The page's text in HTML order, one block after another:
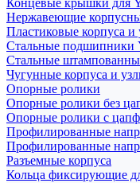
Концевые крышки для
Нержавеющие
Пластиковые корпуса и
Стальные подшипники
Стальные
Чугунные корпуса и
Опорные ролики
Опорные ролики без
Опорные ролики с
Профилированные
Профилированные
Разъемные корпуса
Кольца фиксирующие